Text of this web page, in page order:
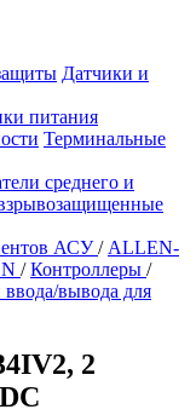
Датчики и
питания
Терминальные
среднего и
АСУ / ALLEN-
/ Контроллеры /
вывода для
2